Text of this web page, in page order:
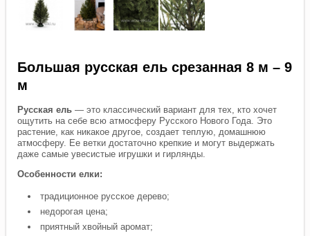
Большая русская ель срезанная 8 м – 9
м
Русская ель — это классический вариант для тех, кто хочет
ощутить на себе всю атмосферу Русского Нового Года. Это
растение, как никакое другое, создает теплую, домашнюю
атмосферу. Ее ветки достаточно крепкие и могут выдержать
даже самые увесистые игрушки и гирлянды.
Особенности елки:
традиционное русское дерево;
недорогая цена;
приятный хвойный аромат;